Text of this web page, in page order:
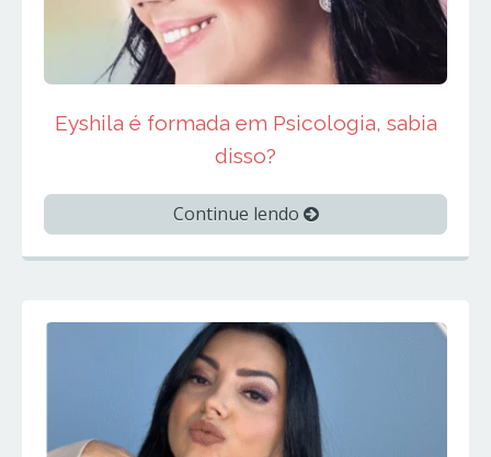
Eyshila é formada em Psicologia, sabia
disso?
Continue lendo